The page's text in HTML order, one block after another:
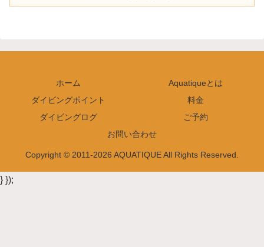
ホーム
Aquatiqueとは
ダイビングポイント
料金
ダイビングログ
ご予約
お問い合わせ
Copyright © 2011-2026 AQUATIQUE All Rights Reserved.
} });